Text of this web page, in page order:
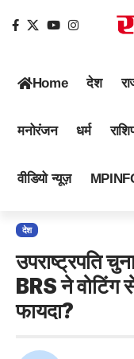
Home देश
मनोरंजन धर्म
वीडियो न्यूज़
देश
उपराष्ट्रपति
BRS ने वोटिंग
फायदा?